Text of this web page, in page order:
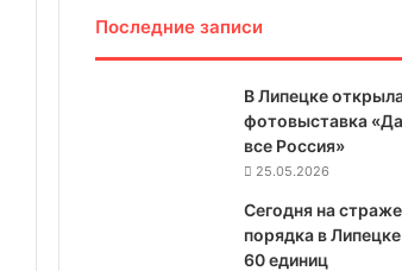
Последние записи
В Липецке
фотовыставка
все Россия»
25.05.2026
Сегодня на страже
порядка в
60 единиц